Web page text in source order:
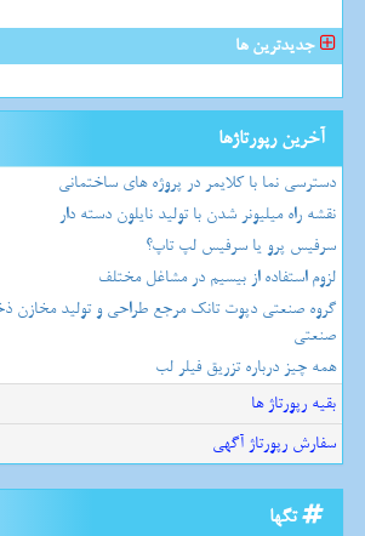
جدیدترین ها
آخرین رپورتاژها
دسترسی نما با کلایمر در پروژه های ساختمانی
نقشه راه میلیونر شدن با تولید نایلون دسته دار
سرفیس پرو یا سرفیس لپ تاپ؟
لزوم استفاده از بیسیم در مشاغل مختلف
گروه صنعتی دپوت تانک مرجع طراحی و تولید مخازن
صنعتی
همه چیز درباره تزریق فیلر لب
بقیه رپورتاژ ها
سفارش رپورتاژ آگهی
تگها